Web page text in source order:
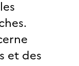
et des